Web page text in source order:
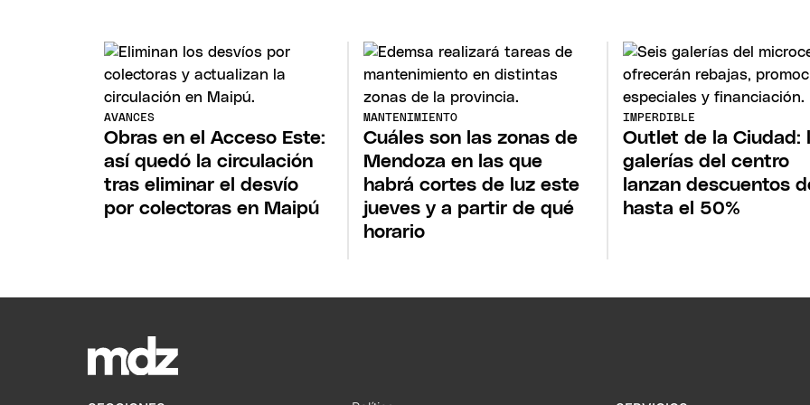
AVANCES
Obras en el Acceso Este:
así quedó la circulación
tras eliminar el desvío
por colectoras en Maipú
MANTENIMIENTO
Cuáles son las zonas de
Mendoza en las que
habrá cortes de luz este
jueves y a partir de qué
horario
IMPERDIBLE
Outlet de la Ciudad:
galerías del centro
lanzan descuentos
hasta el 50%